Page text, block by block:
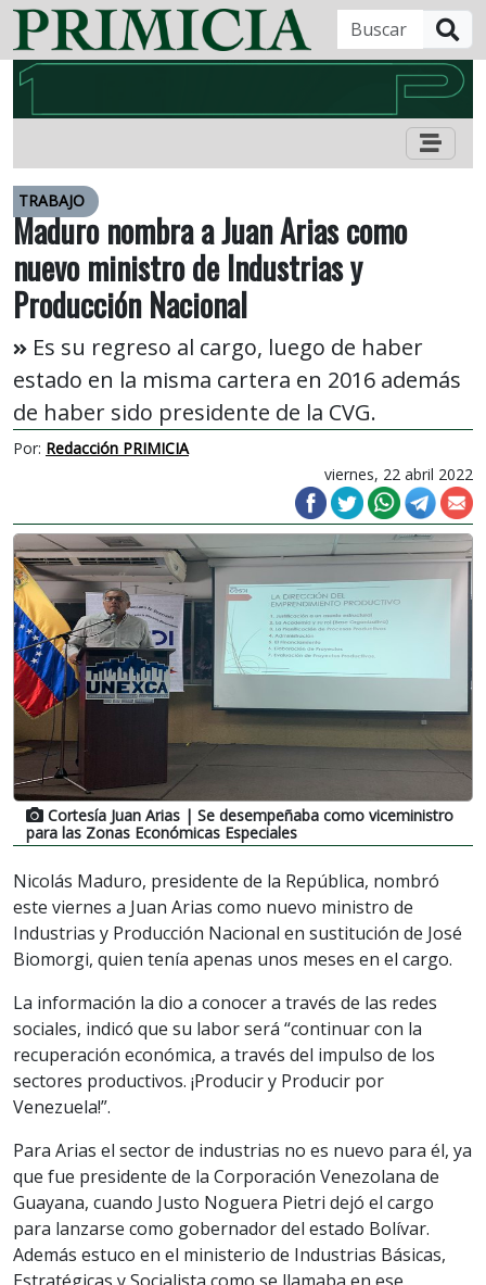
TRABAJO
Maduro nombra a Juan Arias como
nuevo ministro de Industrias y
Producción Nacional
Es su regreso al cargo, luego de haber
estado en la misma cartera en 2016 además
de haber sido presidente de la CVG.
Por: Redacción PRIMICIA
viernes, 22 abril 2022
Cortesía Juan Arias | Se desempeñaba como viceministro
para las Zonas Económicas Especiales
Nicolás Maduro, presidente de la República, nombró
este viernes a Juan Arias como nuevo ministro de
Industrias y Producción Nacional en sustitución de José
Biomorgi, quien tenía apenas unos meses en el cargo.
La información la dio a conocer a través de las redes
sociales, indicó que su labor será “continuar con la
recuperación económica, a través del impulso de los
sectores productivos. ¡Producir y Producir por
Venezuela!”.
Para Arias el sector de industrias no es nuevo para él, ya
que fue presidente de la Corporación Venezolana de
Guayana, cuando Justo Noguera Pietri dejó el cargo
para lanzarse como gobernador del estado Bolívar.
Además estuco en el ministerio de Industrias Básicas,